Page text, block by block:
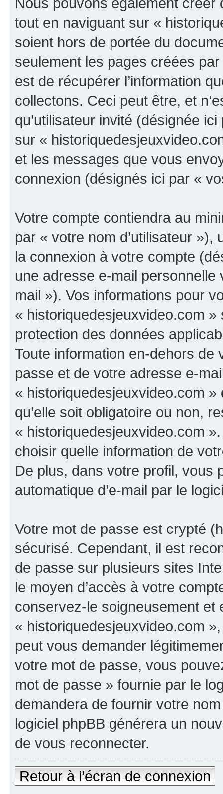
tout en naviguant sur «
soient hors de portée du
seulement les pages créées
est de récupérer l’information
collectons. Ceci peut être, et
qu’utilisateur invité (désignée
sur «
et les messages que vous
connexion (désignés ici par «
Votre compte contiendra au
par « votre nom d’utilisateur
la connexion à votre compte
une adresse e-mail
mail »). Vos informations pour
« historiquedesjeuxvideo.com
protection des données
Toute information en-dehors de
passe et de votre adresse e-
« historiquedesjeuxvideo.com »
qu’elle soit obligatoire ou non,
« historiquedesjeuxvideo.com
choisir quelle information de
De plus, dans votre profil, vous
automatique d’e-mail par le
Votre mot de passe est crypté
sécurisé. Cependant, il est
de passe sur plusieurs sites
le moyen d’accès à votre
conservez-le soigneusement et
« historiquedesjeuxvideo.com
peut vous demander
votre mot de passe, vous
mot de passe » fournie par le
demandera de fournir votre
logiciel phpBB générera un
de vous reconnecter.
Retour à l’écran de connexion